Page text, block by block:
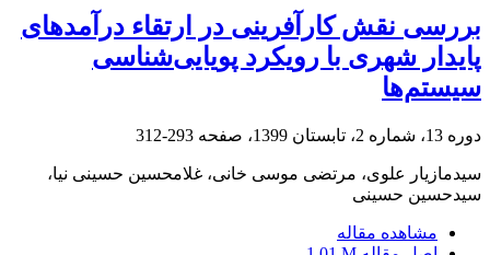
بررسی نقش کارآفرینی در ارتقاء درآمدهای
پایدار شهری با رویکرد پویایی‌شناسی
سیستم‌ها
دوره 13، شماره 2، تابستان 1399، صفحه 293-312
سیدمازیار علوی، مرتضی موسی خانی، غلامحسین حسینی نیا،
سیدحسین حسینی
مشاهده مقاله